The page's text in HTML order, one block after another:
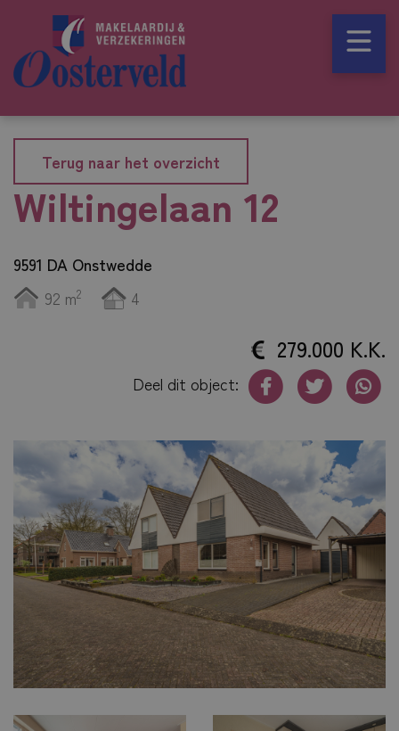
Terug naar het overzicht
Wiltingelaan 12
9591 DA Onstwedde
92 m2 4
279.000 K.K.
Deel dit object: